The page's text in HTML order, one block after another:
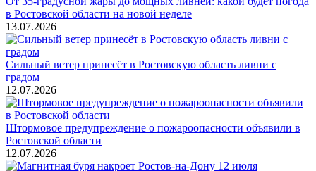
в Ростовской области на новой неделе
13.07.2026
Сильный ветер принесёт в Ростовскую область ливни с
градом
12.07.2026
Штормовое предупреждение о пожароопасности объявили в
Ростовской области
12.07.2026